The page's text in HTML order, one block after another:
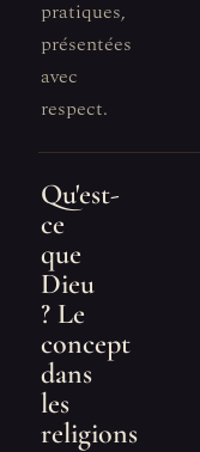
pratiques,
présentées
avec
respect.
Qu'est-
ce
que
Dieu
? Le
concept
dans
les
religions